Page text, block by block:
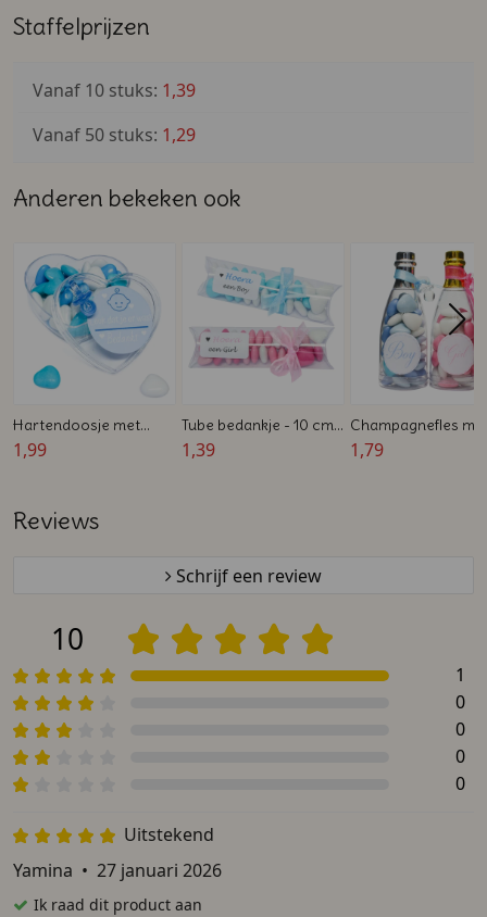
Staffelprijzen
Vanaf 10 stuks: 1,39
Vanaf 50 stuks: 1,29
Anderen bekeken ook
Hartendoosje met
Speentje - Blauw
1,99
Tube bedankje - 10 cm -
Transparant - Gevuld
1,39
Champagnefles
Speentje en Snoep
1,79
Reviews
Schrijf een review
10
1
0
0
0
0
Uitstekend
Yamina • 27 januari 2026
Ik raad dit product aan